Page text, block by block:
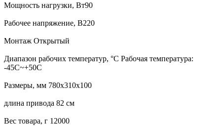
Мощность нагрузки, Вт90
Рабочее напряжение, В220
Монтаж Открытый
Диапазон рабочих температур, °С Рабочая температура:
-45С~+50С
Размеры, мм 780х310х100
длина привода 82 см
Вес товара, г 12000